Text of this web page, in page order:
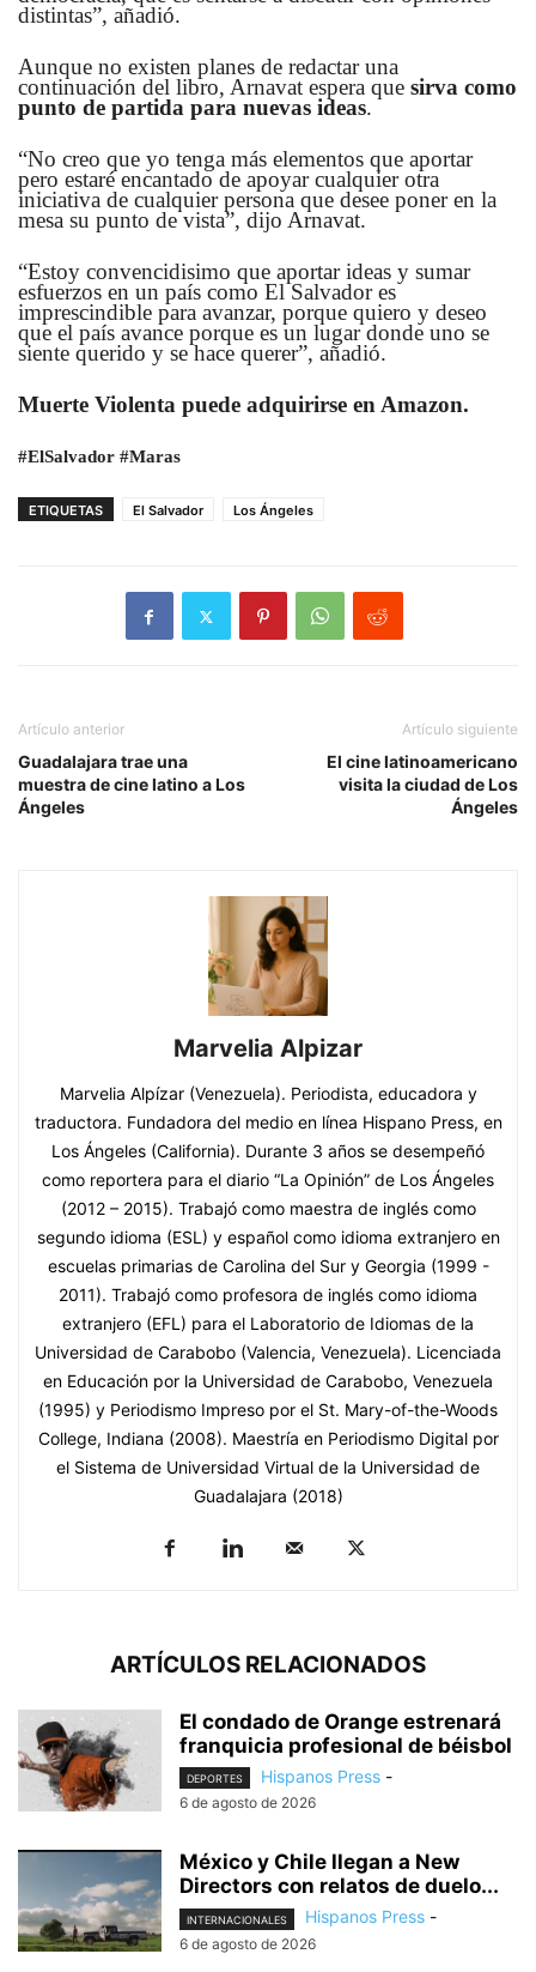
distintas”, añadió.
Aunque no existen planes de redactar una
continuación del libro, Arnavat espera que sirva como
punto de partida para nuevas ideas.
“No creo que yo tenga más elementos que aportar
pero estaré encantado de apoyar cualquier otra
iniciativa de cualquier persona que desee poner en la
mesa su punto de vista”, dijo Arnavat.
“Estoy convencidisimo que aportar ideas y sumar
esfuerzos en un país como El Salvador es
imprescindible para avanzar, porque quiero y deseo
que el país avance porque es un lugar donde uno se
siente querido y se hace querer”, añadió.
Muerte Violenta puede adquirirse en Amazon.
#ElSalvador #Maras
ETIQUETAS El Salvador Los Ángeles
Artículo anterior
Guadalajara trae una
muestra de cine latino a Los
Ángeles
Artículo siguiente
El cine latinoamericano
visita la ciudad de Los
Ángeles
Marvelia Alpizar
Marvelia Alpízar (Venezuela). Periodista, educadora y
traductora. Fundadora del medio en línea Hispano Press, en
Los Ángeles (California). Durante 3 años se desempeñó
como reportera para el diario “La Opinión” de Los Ángeles
(2012 – 2015). Trabajó como maestra de inglés como
segundo idioma (ESL) y español como idioma extranjero en
escuelas primarias de Carolina del Sur y Georgia (1999 -
2011). Trabajó como profesora de inglés como idioma
extranjero (EFL) para el Laboratorio de Idiomas de la
Universidad de Carabobo (Valencia, Venezuela). Licenciada
en Educación por la Universidad de Carabobo, Venezuela
(1995) y Periodismo Impreso por el St. Mary-of-the-Woods
College, Indiana (2008). Maestría en Periodismo Digital por
el Sistema de Universidad Virtual de la Universidad de
Guadalajara (2018)
ARTÍCULOS RELACIONADOS
El condado de Orange estrenará
franquicia profesional de béisbol
DEPORTES Hispanos Press -
6 de agosto de 2026
México y Chile llegan a New
Directors con relatos de duelo...
INTERNACIONALES Hispanos Press -
6 de agosto de 2026